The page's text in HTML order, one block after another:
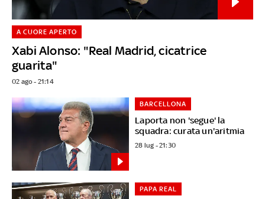
Xabi Alonso: "Real Madrid, cicatrice
guarita"
A CUORE APERTO
02 ago - 21:14
Laporta non 'segue' la
squadra: curata un'aritmia
BARCELLONA
28 lug - 21:30
PAPA REAL